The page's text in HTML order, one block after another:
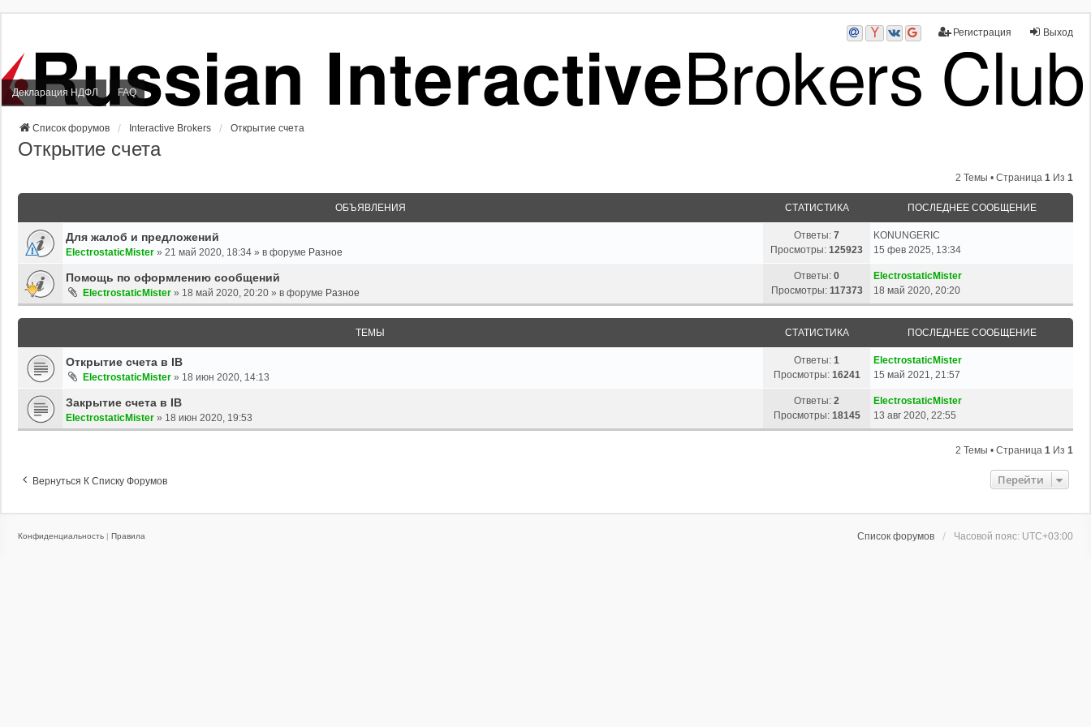
Выход
Регистрация
Декларация НДФЛ FAQ
Список форумов Interactive Brokers Открытие счета
Открытие счета
2 Темы • Страница 1 Из 1
ОБЪЯВЛЕНИЯ СТАТИСТИКА ПОСЛЕДНЕЕ СООБЩЕНИЕ
Для жалоб и предложений
ElectrostaticMister » 21 май 2020, 18:34 » в форуме Разное
Ответы: 7
Просмотры: 125923
KONUNGERIC
15 фев 2025, 13:34
Помощь по оформлению сообщений
ElectrostaticMister » 18 май 2020, 20:20 » в форуме Разное
Ответы: 0
Просмотры: 117373
ElectrostaticMister
18 май 2020, 20:20
ТЕМЫ СТАТИСТИКА ПОСЛЕДНЕЕ СООБЩЕНИЕ
Открытие счета в IB
ElectrostaticMister » 18 июн 2020, 14:13
Ответы: 1
Просмотры: 16241
ElectrostaticMister
15 май 2021, 21:57
Закрытие счета в IB
ElectrostaticMister » 18 июн 2020, 19:53
Ответы: 2
Просмотры: 18145
ElectrostaticMister
13 авг 2020, 22:55
2 Темы • Страница 1 Из 1
Вернуться К Списку Форумов Перейти
Список форумов Часовой пояс: UTC+03:00
Конфиденциальность | Правила